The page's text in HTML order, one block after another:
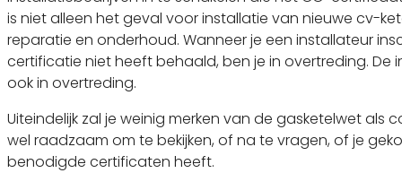
is niet alleen het geval voor installatie van nieuwe cv-
reparatie en onderhoud. Wanneer je een installateur
certificatie niet heeft behaald, ben je in overtreding. De
ook in overtreding.
Uiteindelijk zal je weinig merken van de gasketelwet als
wel raadzaam om te bekijken, of na te vragen, of je
benodigde certificaten heeft.